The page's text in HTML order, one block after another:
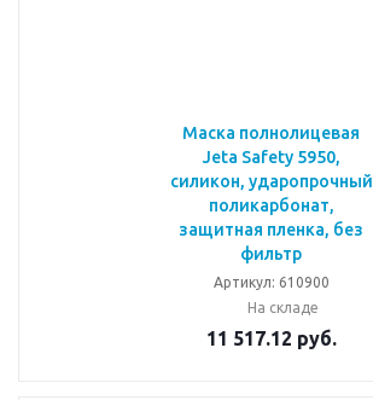
Маска полнолицевая
Jeta Safety 5950,
силикон, ударопрочный
поликарбонат,
защитная пленка, без
фильтр
Артикул: 610900
На складе
11 517.12 руб.